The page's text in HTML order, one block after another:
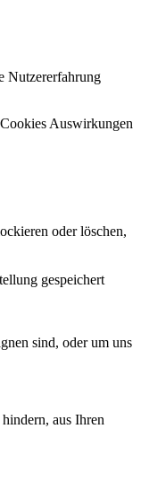
Nutzererfahrung
Auswirkungen
oder löschen,
gespeichert
sind, oder um uns
aus Ihren